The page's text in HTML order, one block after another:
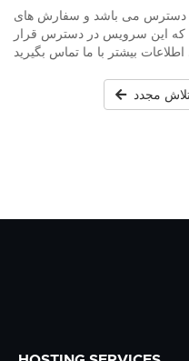
دسترس می باشد و سفارش های
که این سرویس در دسترس قرار
مجدد